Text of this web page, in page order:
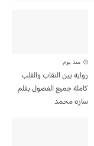
منذ يوم
رواية بين النقاب والقلب
كاملة جميع الفصول بقلم
ساره محمد